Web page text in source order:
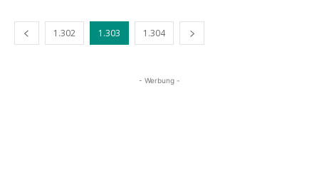
1.302 1.303 1.304
- Werbung -